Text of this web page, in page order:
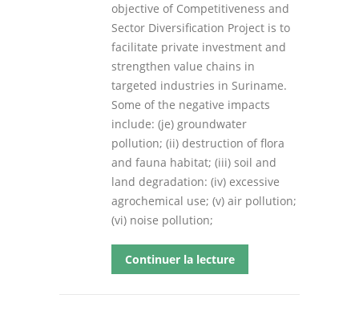
objective of Competitiveness and
Sector Diversification Project is to
facilitate private investment and
strengthen value chains in
targeted industries in Suriname.
Some of the negative impacts
include: (je) groundwater
pollution; (ii) destruction of flora
and fauna habitat; (iii) soil and
land degradation: (iv) excessive
agrochemical use; (v) air pollution;
(vi) noise pollution;
Continuer la lecture